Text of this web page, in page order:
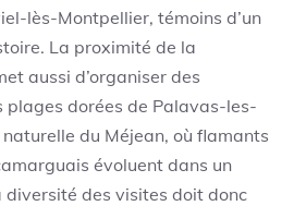
lès-Montpellier, témoins d’un
La proximité de la
aussi d’organiser des
plages dorées de Palavas-les-
du Méjean, où flamants
évoluent dans un
diversité des visites doit donc